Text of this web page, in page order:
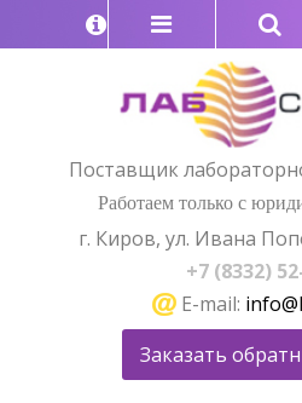
Поставщик
Работаем только с
г. Киров, ул. Ивана
+7 (8332)
E-mail:
Заказать